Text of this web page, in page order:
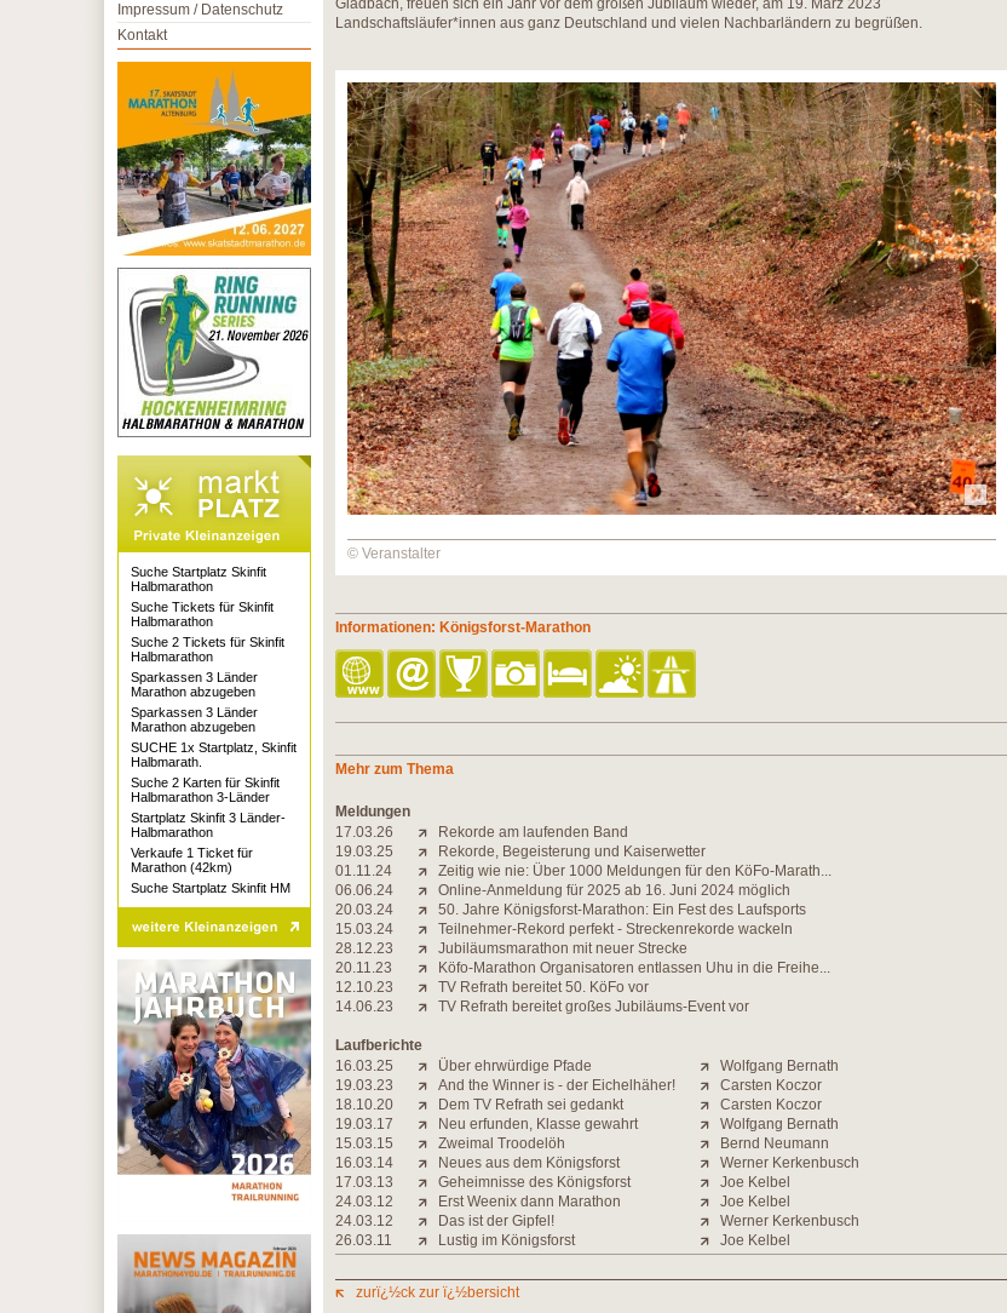
Gladbach, freuen sich ein Jahr vor dem großen Jubiläum wieder, am 19. März 2023
Landschaftsläufer*innen aus ganz Deutschland und vielen Nachbarländern zu begrüßen.
© Veranstalter
Informationen: Königsforst-Marathon
Mehr zum Thema
Meldungen
17.03.26
Rekorde am laufenden Band
19.03.25
Rekorde, Begeisterung und Kaiserwetter
01.11.24
Zeitig wie nie: Über 1000 Meldungen für den KöFo-Marath...
06.06.24
Online-Anmeldung für 2025 ab 16. Juni 2024 möglich
20.03.24
50. Jahre Königsforst-Marathon: Ein Fest des Laufsports
15.03.24
Teilnehmer-Rekord perfekt - Streckenrekorde wackeln
28.12.23
Jubiläumsmarathon mit neuer Strecke
20.11.23
Köfo-Marathon Organisatoren entlassen Uhu in die Freihe...
12.10.23
TV Refrath bereitet 50. KöFo vor
14.06.23
TV Refrath bereitet großes Jubiläums-Event vor
Laufberichte
16.03.25
Über ehrwürdige Pfade
Wolfgang Bernath
19.03.23
And the Winner is - der Eichelhäher!
Carsten Koczor
18.10.20
Dem TV Refrath sei gedankt
Carsten Koczor
19.03.17
Neu erfunden, Klasse gewahrt
Wolfgang Bernath
15.03.15
Zweimal Troodelöh
Bernd Neumann
16.03.14
Neues aus dem Königsforst
Werner Kerkenbusch
17.03.13
Geheimnisse des Königsforst
Joe Kelbel
24.03.12
Erst Weenix dann Marathon
Joe Kelbel
24.03.12
Das ist der Gipfel!
Werner Kerkenbusch
26.03.11
Lustig im Königsforst Joe Kelbel
zurï¿½ck zur ï¿½bersicht
Impressum / Datenschutz
Kontakt
Suche Startplatz Skinfit
Halbmarathon
Suche Tickets für Skinfit
Halbmarathon
Suche 2 Tickets für Skinfit
Halbmarathon
Sparkassen 3 Länder
Marathon abzugeben
Sparkassen 3 Länder
Marathon abzugeben
SUCHE 1x Startplatz, Skinfit
Halbmarath.
Suche 2 Karten für Skinfit
Halbmarathon 3-Länder
Startplatz Skinfit 3 Länder-
Halbmarathon
Verkaufe 1 Ticket für
Marathon (42km)
Suche Startplatz Skinfit HM